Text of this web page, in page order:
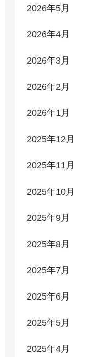
2026年5月
2026年4月
2026年3月
2026年2月
2026年1月
2025年12月
2025年11月
2025年10月
2025年9月
2025年8月
2025年7月
2025年6月
2025年5月
2025年4月